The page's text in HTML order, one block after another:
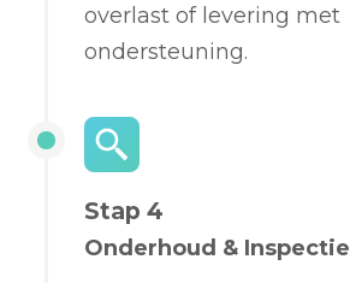
overlast of levering met
ondersteuning.
Stap 4
Onderhoud & Inspectie